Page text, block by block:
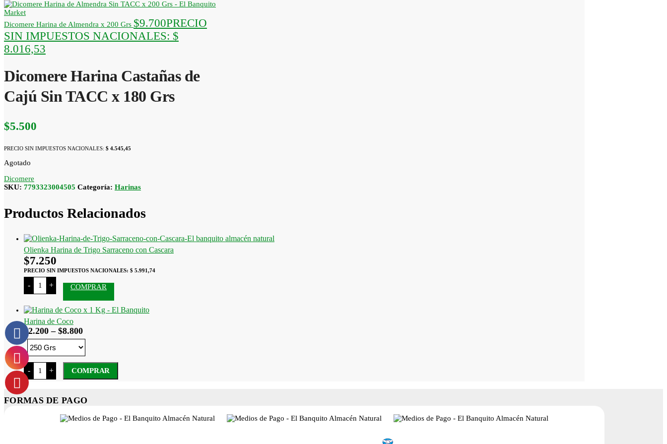
Dicomere Harina de Almendra x 200 Grs $9.700PRECIO
SIN IMPUESTOS NACIONALES: $
8.016,53
Dicomere Harina Castañas de
Cajú Sin TACC x 180 Grs
$5.500
PRECIO SIN IMPUESTOS NACIONALES: $ 4.545,45
Agotado
Dicomere
SKU: 7793323004505 Categoría: Harinas
Productos Relacionados
Olienka Harina de Trigo Sarraceno con Cascara
$7.250
PRECIO SIN IMPUESTOS NACIONALES: $ 5.991,74
-
Olienka
Harina
de
Sarraceno
con
Cascara
cantidad
+ COMPRAR
Harina de Coco
$2.200 – $8.800Rango
de
desde
$2.200
hasta
-
Harina
de
Coco
+
COMPRAR
Este
producto
tiene
FORMAS DE PAGO